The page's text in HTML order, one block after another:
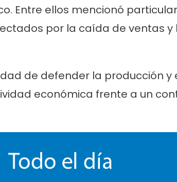
Entre ellos mencionó
por la caída de ventas
de defender la producción
económica frente a un
Noticias Cultura